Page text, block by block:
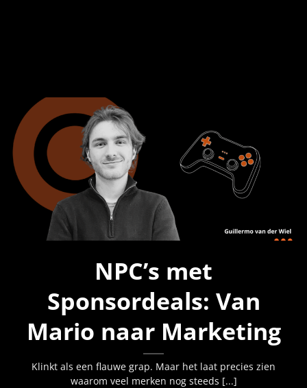
NPC’s met
Sponsordeals: Van
Mario naar Marketing
Klinkt als een flauwe grap. Maar het laat precies zien
waarom veel merken nog steeds [...]